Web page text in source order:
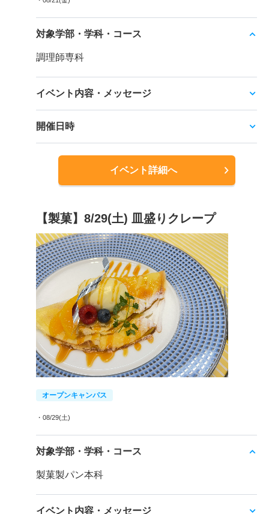
対象学部・学科・コース
調理師専科
イベント内容・メッセージ
開催日時
イベント詳細へ
【製菓】8/29(土) 皿盛りクレープ
オープンキャンパス
・08/29(土)
対象学部・学科・コース
製菓製パン本科
イベント内容・メッセージ